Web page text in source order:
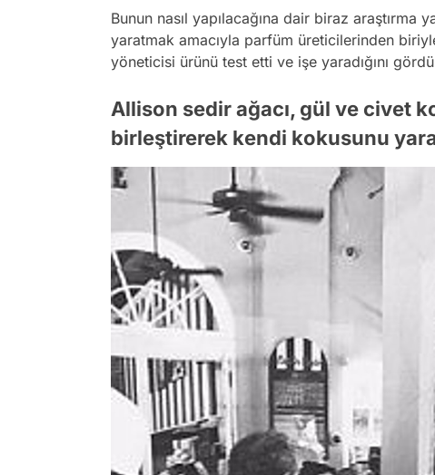
Bunun nasıl yapılacağına dair biraz
yaratmak amacıyla parfüm üreticilerinden
yöneticisi ürünü test etti ve işe yaradığını
Allison sedir ağacı, gül ve civet
birleştirerek kendi kokusunu